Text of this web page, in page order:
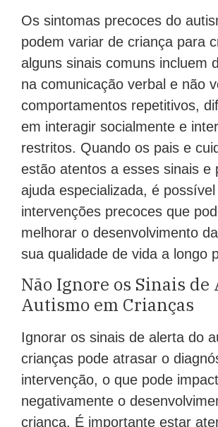
Os sintomas precoces do
podem variar de criança para
alguns sinais comuns incluem
na comunicação verbal e não
comportamentos repetitivos,
em interagir socialmente e
restritos. Quando os pais e
estão atentos a esses sinais e
ajuda especializada, é
intervenções precoces que
melhorar o desenvolvimento
sua qualidade de vida a longo
Não Ignore os Sinais de
Autismo em Crianças
Ignorar os sinais de alerta do
crianças pode atrasar o
intervenção, o que pode
negativamente o
criança. É importante estar